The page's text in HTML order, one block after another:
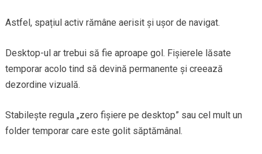
Astfel, spațiul activ rămâne aerisit și ușor de navigat.
Desktop-ul ar trebui să fie aproape gol. Fișierele lăsate
temporar acolo tind să devină permanente și creează
dezordine vizuală.
Stabilește regula „zero fișiere pe desktop” sau cel mult un
folder temporar care este golit săptămânal.